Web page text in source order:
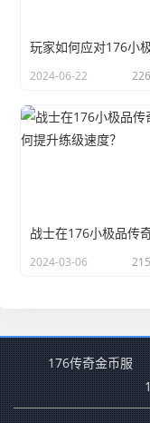
2024-06-22
2024-03-06
176传奇金币服